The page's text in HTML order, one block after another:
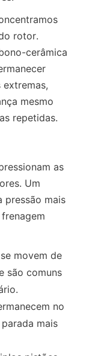
rotor.
cerâmica
mesmo
repetidas.
as
Um
pressão mais
movem de
são comuns
no
mais